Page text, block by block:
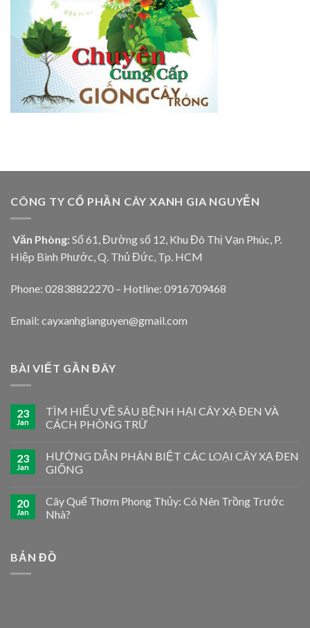
CÔNG TY CỔ PHẦN CÂY XANH GIA NGUYỄN
Văn Phòng: Số 61, Đường số 12, Khu Đô Thị Vạn Phúc, P.
Hiệp Bình Phước, Q. Thủ Đức, Tp. HCM
Phone: 02838822270 – Hotline: 0916709468
Email: cayxanhgianguyen@gmail.com
BÀI VIẾT GẦN ĐÂY
23
Jan
TÌM HIỂU VỀ SÂU BỆNH HẠI CÂY XẠ ĐEN VÀ
CÁCH PHÒNG TRỪ
23
Jan
HƯỚNG DẪN PHÂN BIỆT CÁC LOẠI CÂY XẠ ĐEN
GIỐNG
20
Jan
Cây Quế Thơm Phong Thủy: Có Nên Trồng Trước
Nhà?
BẢN ĐỒ